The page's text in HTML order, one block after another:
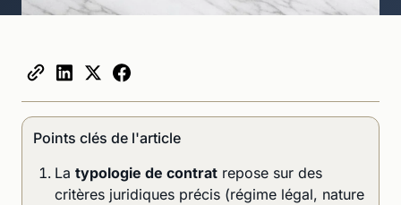
Points clés de l'article
La typologie de contrat repose sur des
critères juridiques précis (régime légal, nature